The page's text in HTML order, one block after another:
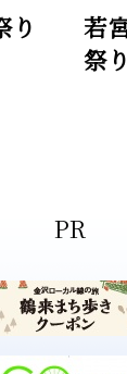
り
若
祭り